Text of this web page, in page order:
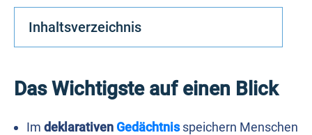
Inhaltsverzeichnis
Das Wichtigste auf einen Blick
Im deklarativen Gedächtnisspeichern Menschen